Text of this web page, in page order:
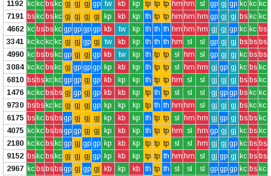
1192 kc kc bskc gj gj gj gp tw kb kp tp tp tp hm hm sl gp gj gp kc kc kc
7191 bskc bskc gj gj gj gj kp kb kp th tp tp hm hm hm gp gj gj bs kc kc
4662 kc bsbskc gp gp gp gp kb tw kp th th th hm hm hm gj gj gp kc kc bs
3341 kc kc kc kc gj gj gp gj tw kb kp th th th hm sl sl gp gj gj bs bs bs
4990 kc bsbskc gp gj gj gp kb tw kp th tp tp sl hm sl gp gj gj kc bs bs
3084 kc kc bskc gj gp gp gp kp kb kp th tp tp sl hm hm gj gp gj kc bs kc
6810 bsbskc kc gp gp gj gp kb kp kp th tp tp hm sl sl gj gj gj bs bs kc
1476 kc kc bsbs gj gp gj gp kb kb kp tp th tp sl sl sl gj gp gp bs kc kc
9730 bsbskc kc gj gj gj gp kp kp kp tp th th hm hm sl gj gj gj bs kc kc
6175 bskc bsbsgp gj gj gj kp kb kp th tp tp sl hm hm gj gp gj bs bs kc
4075 kc kc bsbsgp gp gj gj kp kb kp th tp tp hm sl hm gp gj gj kc bs kc
2180 kc kc bskc gp gj gp gp kp kb kp tp tp tp sl sl hm gj gj gp kc bs bs
9152 bskc bskc gj gj gj gp kp kb kp tp tp th hm hm sl gj gp gj kc bs bs
2967 kc bsbsbsgp gj gp gj kb kp kb th tp th sl sl sl gp gp gp kc bs kc